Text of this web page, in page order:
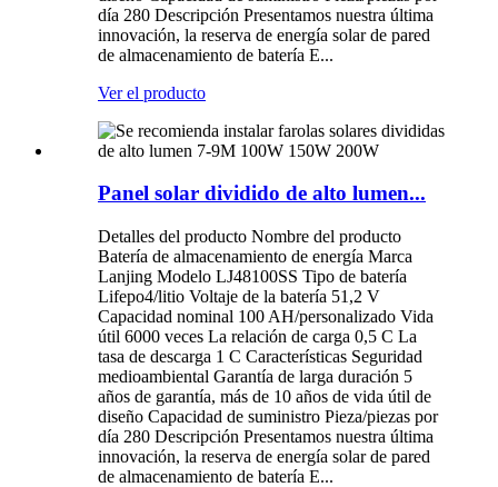
día 280 Descripción Presentamos nuestra última
innovación, la reserva de energía solar de pared
de almacenamiento de batería E...
Ver el producto
Panel solar dividido de alto lumen...
Detalles del producto Nombre del producto
Batería de almacenamiento de energía Marca
Lanjing Modelo LJ48100SS Tipo de batería
Lifepo4/litio Voltaje de la batería 51,2 V
Capacidad nominal 100 AH/personalizado Vida
útil 6000 veces La relación de carga 0,5 C La
tasa de descarga 1 C Características Seguridad
medioambiental Garantía de larga duración 5
años de garantía, más de 10 años de vida útil de
diseño Capacidad de suministro Pieza/piezas por
día 280 Descripción Presentamos nuestra última
innovación, la reserva de energía solar de pared
de almacenamiento de batería E...